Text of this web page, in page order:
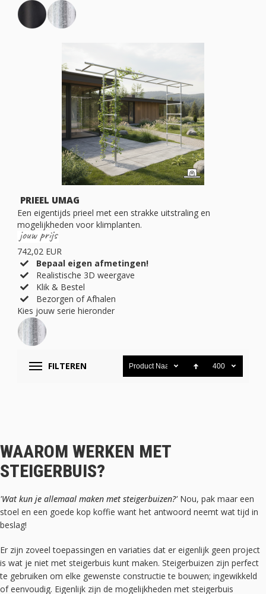
PRIEEL UMAG
Een eigentijds prieel met een strakke uitstraling en
mogelijkheden voor klimplanten.
742,02 EUR
Bepaal eigen afmetingen!
Realistische 3D weergave
Klik & Bestel
Bezorgen of Afhalen
Kies jouw serie hieronder
FILTEREN Product Naam 400
WAAROM WERKEN MET
STEIGERBUIS?
'Wat kun je allemaal maken met steigerbuizen?'Nou, pak maar een
stoel en een goede kop koffie want het antwoord neemt wat tijd in
beslag!
Er zijn zoveel toepassingen en variaties dat er eigenlijk geen project
is wat je niet met steigerbuis kunt maken. Steigerbuizen zijn perfect
te gebruiken om elke gewenste constructie te bouwen; ingewikkeld
of eenvoudig. Eigenlijk zijn de mogelijkheden met steigerbuis